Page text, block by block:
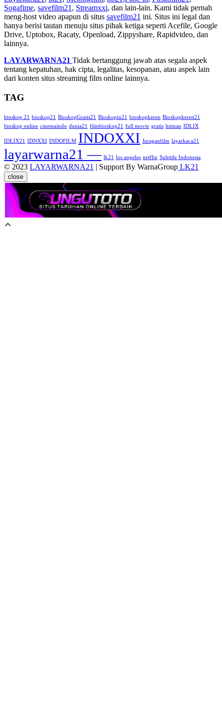
Sogafime, savefilm21 , Streamxxi, dan lain-lain. Kami tidak pernah
meng-host video apapun di situs savefilm21 ini. Situs ini legal dan
hanya berisi tautan menuju situs pihak ketiga seperti Acefile, Google
Drive, Uptobox, Racaty, Openload, Zippyshare, Rapidvideo, dan
lainnya.
LAYARWARNA21 Tidak bertanggung jawab atas segala aspek
tentang kepatuhan, hak cipta, legalitas, kesopanan, atau aspek lain
dari konten situs streaming film online lainnya.
TAG
bioskop 21 bioskop21 BioskopGratis21 Bioskopin21 bioskopkeren Bioskopkeren21
bioskop online cinemaindo dunia21 filmbioskop21 full movie gratis hitman IDLIX
IDLIX21 IDNXXI INDOFILM INDOXXI Juraganfilm layarkaca21
layarwarna21 — lk21 los angeles netflix Subtitle Indonesia
© 2023 LAYARWARNA21 | Support By WarnaGroup LK21
close